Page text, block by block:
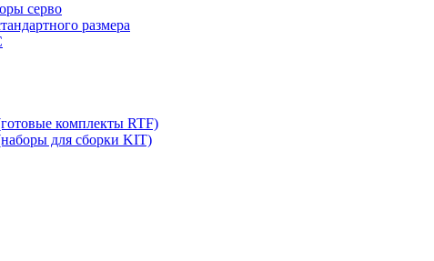
серво
размера
комплекты RTF)
для сборки KIT)